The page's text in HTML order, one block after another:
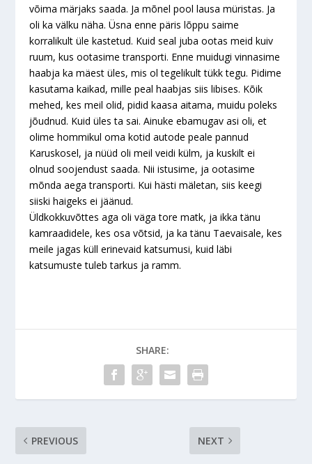
võima märjaks saada. Ja mõnel pool lausa müristas. Ja
oli ka välku näha. Üsna enne päris lõppu saime
korralikult üle kastetud. Kuid seal juba ootas meid kuiv
ruum, kus ootasime transporti. Enne muidugi vinnasime
haabja ka mäest üles, mis ol tegelikult tükk tegu. Pidime
kasutama kaikad, mille peal haabjas siis libises. Kõik
mehed, kes meil olid, pidid kaasa aitama, muidu poleks
jõudnud. Kuid üles ta sai. Ainuke ebamugav asi oli, et
olime hommikul oma kotid autode peale pannud
Karuskosel, ja nüüd oli meil veidi külm, ja kuskilt ei
olnud soojendust saada. Nii istusime, ja ootasime
mõnda aega transporti. Kui hästi mäletan, siis keegi
siiski haigeks ei jäänud.
Üldkokkuvõttes aga oli väga tore matk, ja ikka tänu
kamraadidele, kes osa võtsid, ja ka tänu Taevaisale, kes
meile jagas küll erinevaid katsumusi, kuid läbi
katsumuste tuleb tarkus ja ramm.
SHARE:
PREVIOUS NEXT